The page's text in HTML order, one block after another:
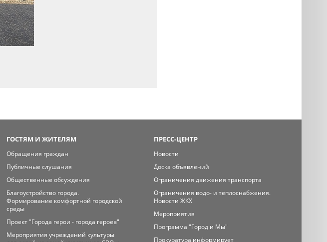
ГОСТЯМ И ЖИТЕЛЯМ
Обращения граждан
Публичные слушания
Общественные обсуждения
Благоустройство города.
Формирование комфортной городской
среды
Проект "Города герои - города героев"
Мероприятия учреждений культуры
ПРЕСС-ЦЕНТР
Новости
Доска объявлений
Ограничения движения транспорта
Ограничения водо- и теплоснабжения.
Новости ЖКХ
Мероприятия
Программа "Город и Мы"
Прокуратура информирует